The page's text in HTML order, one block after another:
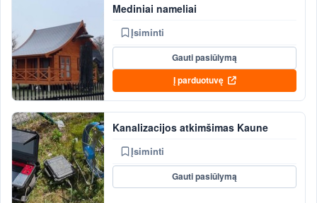
Mediniai nameliai
Įsiminti
Gauti pasiūlymą
Į parduotuvę
Kanalizacijos atkimšimas Kaune
Įsiminti
Gauti pasiūlymą